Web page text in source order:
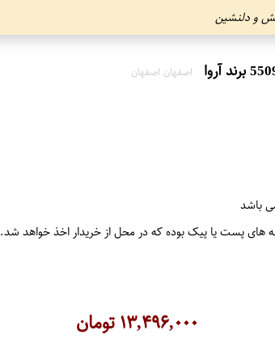
و دلنشین
اصفهان اصفهان
باشد
های پست یا پیک بوده که در محل از خریدار اخذ خواهد شد.
۱۳,۴۹۶,۰۰۰تومان